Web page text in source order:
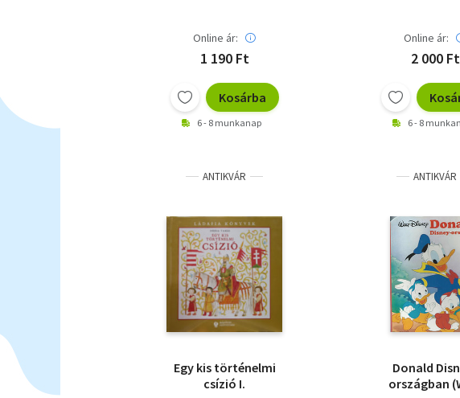
Online ár:
1 190 Ft
Kosárba
6 - 8 munkanap
Online ár:
2 000 Ft
6 - 8
ANTIKVÁR
Egy kis történelmi
csízió I.
ANTIKVÁR
Donald
országban